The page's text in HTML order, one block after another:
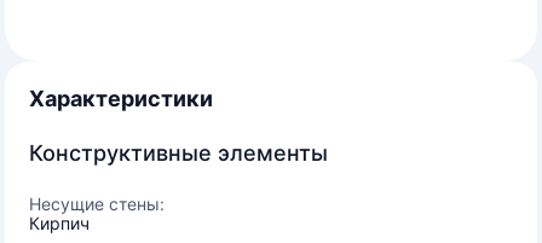
Характеристики
Конструктивные элементы
Несущие стены:
Кирпич